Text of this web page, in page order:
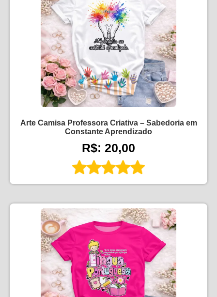
Arte Camisa Professora Criativa – Sabedoria em
Constante Aprendizado
R$: 20,00